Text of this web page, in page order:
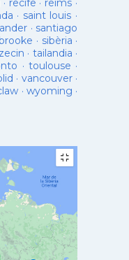
· recife · reims ·
· saint louis ·
· santiago
· sibèria ·
· tailandia ·
· toulouse ·
· vancouver·
· wyoming ·